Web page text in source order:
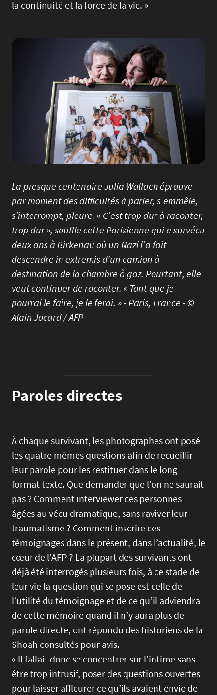
la continuité et la force de la vie. »
La presque centenaire Julia Wallach éprouve
par moment des difficultés à parler, s’emmêle,
s’interrompt, pleure. « C’est trop dur à raconter,
trop dur », souffle cette Parisienne qui a survécu
deux ans à Birkenau où un Nazi l’a fait
descendre in extremis d'un camion à
destination de la chambre à gaz. Pourtant, elle
veut continuer de raconter. « Tant que je
pourrai le faire, je le ferai. » - Paris, France - ©
Alain Jocard / AFP
Paroles directes
À chaque survivant, les photographes ont posé
les quatre mêmes questions afin de recueillir
leur parole pour les restituer dans le long
format texte. Que demander que l’on ne saurait
pas ? Comment interviewer ces personnes
âgées au vécu dramatique, sans raviver leur
traumatisme ? Comment inscrire ces
témoignages dans le présent, dans l’actualité, le
cœur de l’AFP ? La plupart des survivants ont
déjà été interrogés plusieurs fois, à ce stade de
leur vie la question qui se pose est celle de
l’utilité du témoignage et de ce qu’il adviendra
de cette mémoire quand il n’y aura plus de
parole directe, ont répondu des historiens de la
Shoah consultés pour avis.
« Il fallait donc se concentrer sur l’intime sans
être trop intrusif, poser des questions ouvertes
pour laisser affleurer ce qu’ils avaient envie de